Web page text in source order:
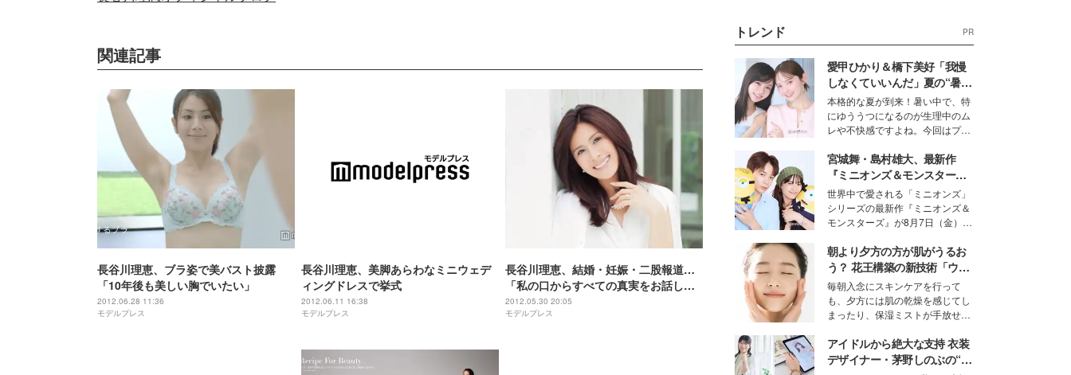
関連記事
長谷川理恵、ブラ姿で美バスト披露
「10年後も美しい胸でいたい」
2012.06.28 11:36
モデルプレス
長谷川理恵、美脚あらわなミニウェデ
ィングドレスで挙式
2012.06.11 16:38
モデルプレス
長谷川理恵、結婚・妊娠・二股報道…
「私の口からすべての真実をお話しし
ます」
2012.05.30 20:05
モデルプレス
トレンド PR
愛甲ひかり＆橋下美好「我慢
しなくていいんだ」夏の“暑さ
対策”の新しい選択肢とは？
本格的な夏が到来！暑い中で、特
にゆううつになるのが生理中のム
レや不快感ですよね。今回はプラ
モデル・愛甲ひかりさんと橋下美
好さんを迎えて本音で女子会トー
ク。猛暑のお出かけを快適に過ご
すヒントや、2人が感動した夏の
生理の新常識にも迫りました。
宮城舞・島村雄大、最新作
『ミニオンズ＆モンスター
ズ』の魅力熱弁 ハチャメチャ
だけじゃない“友情と絆”に感
動
世界中で愛される「ミニオンズ」
シリーズの最新作『ミニオンズ＆
モンスターズ』が8月7日（金）に
ニオン好き”という共通点を持つモ
デルの宮城舞と島村雄大の特別対
談をお届け！それぞれの視点か
ら、今作ならではの魅力や予想外
の感動をもたらす奥深いストーリ
ーについて熱く語り合ってもらっ
た。
朝より夕方の方が肌がうるお
う？ 花王構築の新技術「ウォ
ーターキャプチャリングスキ
ン（捕水肌）」がスキンケア
の常識を変える予感
毎朝入念にスキンケアを行って
も、夕方には肌の乾燥を感じてし
まったり、保湿ミストが手放せな
な美容の常識を大きく変える可能
性を秘めた、革新的な「Water
Capturing Skin（ウォーターキャ
アイドルから絶大な支持 衣装
デザイナー・茅野しのぶの“可